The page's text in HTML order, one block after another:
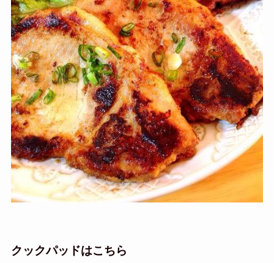
クックパッドはこちら